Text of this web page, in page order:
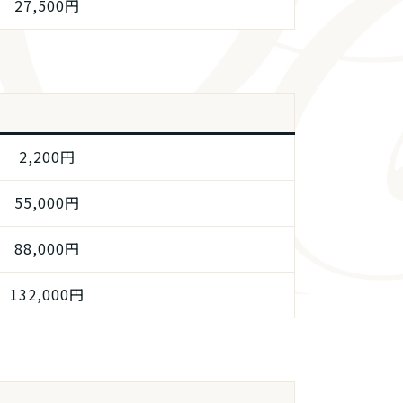
27,500円
2,200円
55,000円
88,000円
132,000円